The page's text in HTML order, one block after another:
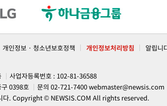
개인정보 · 청소년보호정책 개인정보처리방침 알립니
사업자등록번호 : 102-81-36588
0398호 문의 02-721-7400webmaster@newsis.com
니다. Copyright © NEWSIS.COM All rights reserved.